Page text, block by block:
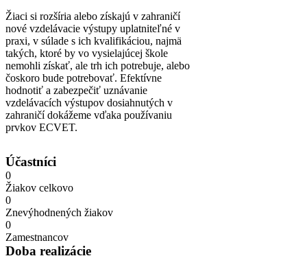
Žiaci si rozšíria alebo získajú v zahraničí
nové vzdelávacie výstupy uplatniteľné v
praxi, v súlade s ich kvalifikáciou, najmä
takých, ktoré by vo vysielajúcej škole
nemohli získať, ale trh ich potrebuje, alebo
čoskoro bude potrebovať. Efektívne
hodnotiť a zabezpečiť uznávanie
vzdelávacích výstupov dosiahnutých v
zahraničí dokážeme vďaka používaniu
prvkov ECVET.
Účastníci
0
Žiakov celkovo
0
Znevýhodnených žiakov
0
Zamestnancov
Doba realizácie